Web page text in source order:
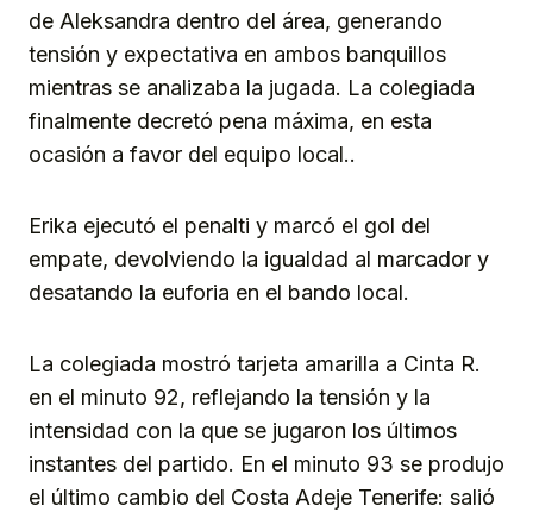
de Aleksandra dentro del área, generando
tensión y expectativa en ambos banquillos
mientras se analizaba la jugada. La colegiada
finalmente decretó pena máxima, en esta
ocasión a favor del equipo local..
Erika ejecutó el penalti y marcó el gol del
empate, devolviendo la igualdad al marcador y
desatando la euforia en el bando local.
La colegiada mostró tarjeta amarilla a Cinta R.
en el minuto 92, reflejando la tensión y la
intensidad con la que se jugaron los últimos
instantes del partido. En el minuto 93 se produjo
el último cambio del Costa Adeje Tenerife: salió